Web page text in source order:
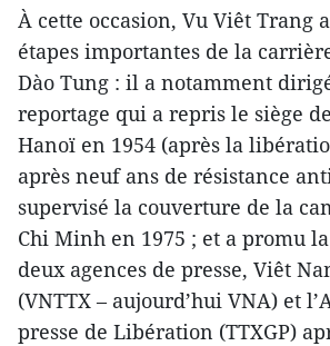
À cette occasion, Vu Viêt Trang
étapes importantes de la
Dào Tung : il a notamment
reportage qui a repris le siège
Hanoï en 1954 (après la
après neuf ans de résistance
supervisé la couverture de la
Chi Minh en 1975 ; et a promu
deux agences de presse, Viêt
(VNTTX – aujourd’hui VNA) et
presse de Libération (TTXGP)